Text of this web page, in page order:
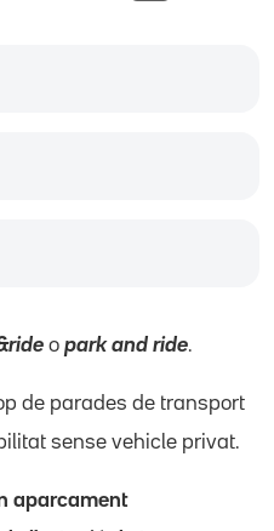
o park and ride.
de parades de transport
sense vehicle privat.
aparcament